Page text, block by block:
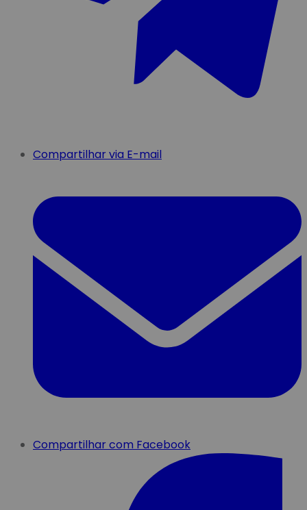
Compartilhar via E-mail
Compartilhar com Facebook